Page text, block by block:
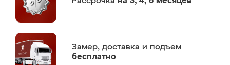
Замер, доставка и подъем
бесплатно